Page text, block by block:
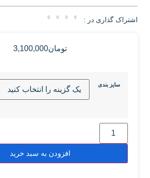
اشتراک گذاری در :
تومان3,100,000
سایز بندی
افزودن به سبد خرید